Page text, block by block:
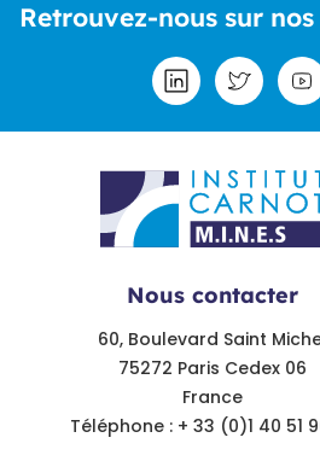
Retrouvez-nous sur
Nous contacter
60, Boulevard Saint
75272 Paris Cedex 06
France
Téléphone : + 33 (0)1 40 51